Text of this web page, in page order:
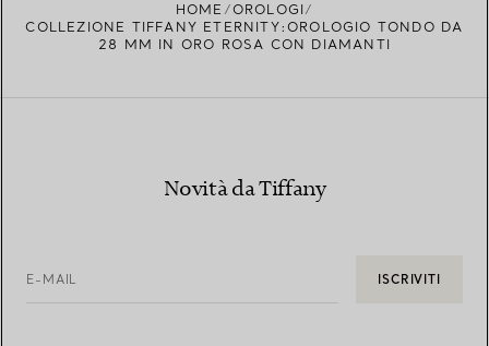
HOME
OROLOGI
COLLEZIONE TIFFANY ETERNITY:OROLOGIO TONDO DA
28 MM IN ORO ROSA CON DIAMANTI
Novità da Tiffany
E-MAIL ISCRIVITI